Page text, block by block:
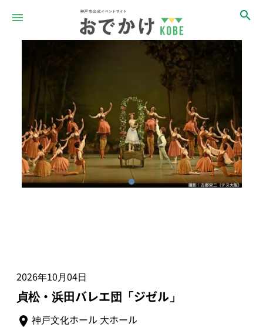
2026年10月04日
貞松・浜田バレエ団「ジゼル」
神戸文化ホール 大ホール